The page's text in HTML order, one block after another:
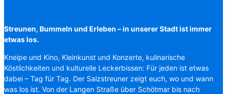
Streunen, Bummeln und Erleben – in unserer Stadt ist immer
etwas los.
Kneipe und Kino, Kleinkunst und Konzerte, kulinarische
Köstlichkeiten und kulturelle Leckerbissen: Für jeden ist etwas
dabei – Tag für Tag. Der Salzstreuner zeigt euch, wo und wann
was los ist. Von der Langen Straße über Schötmar bis nach